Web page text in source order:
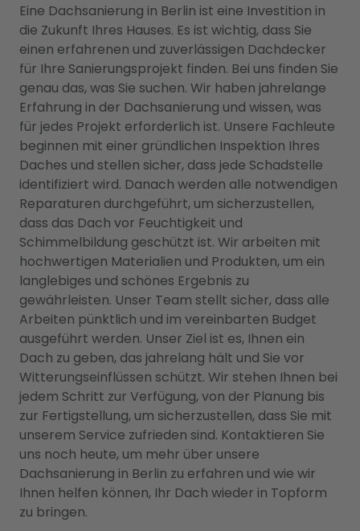
Eine Dachsanierung in Berlin ist eine Investition in
die Zukunft Ihres Hauses. Es ist wichtig, dass Sie
einen erfahrenen und zuverlässigen Dachdecker
für Ihre Sanierungsprojekt finden. Bei uns finden Sie
genau das, was Sie suchen. Wir haben jahrelange
Erfahrung in der Dachsanierung und wissen, was
für jedes Projekt erforderlich ist. Unsere Fachleute
beginnen mit einer gründlichen Inspektion Ihres
Daches und stellen sicher, dass jede Schadstelle
identifiziert wird. Danach werden alle notwendigen
Reparaturen durchgeführt, um sicherzustellen,
dass das Dach vor Feuchtigkeit und
Schimmelbildung geschützt ist. Wir arbeiten mit
hochwertigen Materialien und Produkten, um ein
langlebiges und schönes Ergebnis zu
gewährleisten. Unser Team stellt sicher, dass alle
Arbeiten pünktlich und im vereinbarten Budget
ausgeführt werden. Unser Ziel ist es, Ihnen ein
Dach zu geben, das jahrelang hält und Sie vor
Witterungseinflüssen schützt. Wir stehen Ihnen bei
jedem Schritt zur Verfügung, von der Planung bis
zur Fertigstellung, um sicherzustellen, dass Sie mit
unserem Service zufrieden sind. Kontaktieren Sie
uns noch heute, um mehr über unsere
Dachsanierung in Berlin zu erfahren und wie wir
Ihnen helfen können, Ihr Dach wieder in Topform
zu bringen.